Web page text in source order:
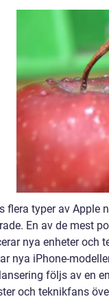
flera typer av Apple
En av de mest
nya enheter och
nya iPhone-
följs av en
och teknikfans